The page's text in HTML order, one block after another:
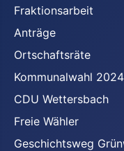
Fraktionsarbeit
Anträge
Ortschaftsräte
Kommunalwahl 2024
CDU Wettersbach
Freie Wähler
Geschichtsweg